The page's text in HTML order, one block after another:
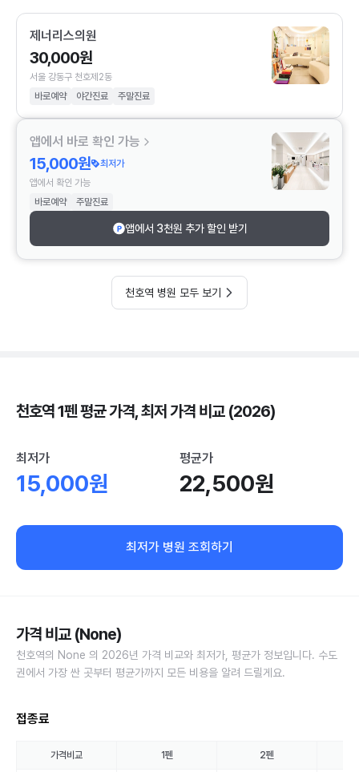
제너리스의원
30,000원
서울 강동구 천호제2동
바로예약
야간진료 주말진료
앱에서 바로 확인 가능
15,000원
최저가
앱에서 확인 가능
바로예약
주말진료
앱에서 3천원 추가 할인 받기
천호역 병원 모두 보기
천호역 1펜 평균 가격, 최저 가격 비교 (2026)
최저가
15,000원
평균가
22,500원
최저가 병원 조회하기
가격 비교 (None)
천호역의 None 의 2026년 가격 비교와 최저가, 평균가 정보입니다. 수도
권에서 가장 싼 곳부터 평균가까지 모든 비용을 알려 드릴게요.
접종료
가격비교 1펜 2펜